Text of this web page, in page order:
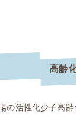
の活性化
高齢
少子高